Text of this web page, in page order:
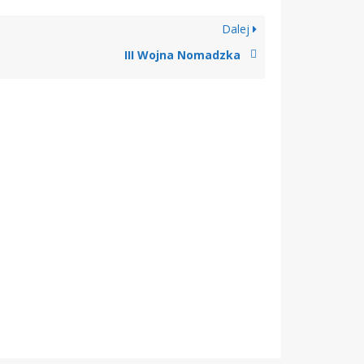
Dalej
III Wojna Nomadzka